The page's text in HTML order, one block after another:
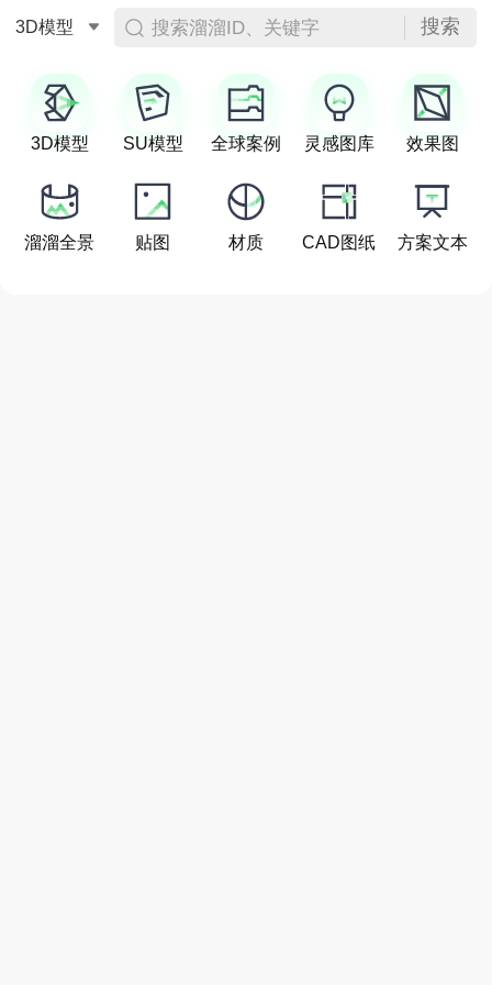
3D模型 搜索溜溜ID、关键字 搜索
3D模型 SU模型 全球案例 灵感图库 效果图
溜溜全景 贴图 材质 CAD图纸 方案文本